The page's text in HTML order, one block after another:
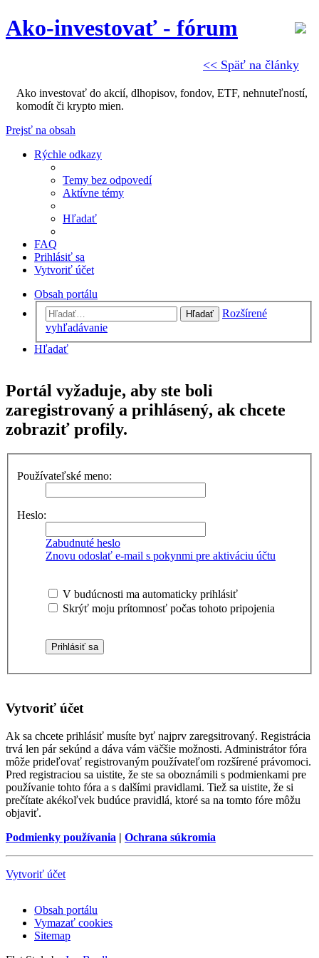
<< Späť na články
Ako-investovať - fórum
Ako investovať do akcií, dlhopisov, fondov, ETF, nehnuteľností,
komodít či krypto mien.
Prejsť na obsah
Rýchle odkazy
Temy bez odpovedí
Aktívne témy
Hľadať
FAQ
Prihlásiť sa
Vytvoriť účet
Obsah portálu
Hľadať
Rozšírené
vyhľadávanie
Hľadať
Portál vyžaduje, aby ste boli
zaregistrovaný a prihlásený, ak chcete
zobraziť profily.
Používateľské meno:
Heslo:
Zabudnuté heslo
Znovu odoslať e-mail s pokynmi pre aktiváciu účtu
V budúcnosti ma automaticky prihlásiť
Skrýť moju prítomnosť počas tohoto pripojenia
Vytvoriť účet
Ak sa chcete prihlásiť musíte byť najprv zaregsitrovaný. Registrácia
trvá len pár sekúnd a dáva vám väčšie možnosti. Administrátor fóra
môže prideľovať registrovaným používateľom rozšírené právomoci.
Pred registraciou sa uistite, že ste sa oboznámili s podmienkami pre
používanie tohto fóra a s dalšími pravidlami. Tiež sa uistite, že si
prečítate akékoľvek budúce pravidlá, ktoré sa na tomto fóre môžu
objaviť.
Podmienky používania | Ochrana súkromia
Vytvoriť účet
Obsah portálu
Vymazať cookies
Sitemap